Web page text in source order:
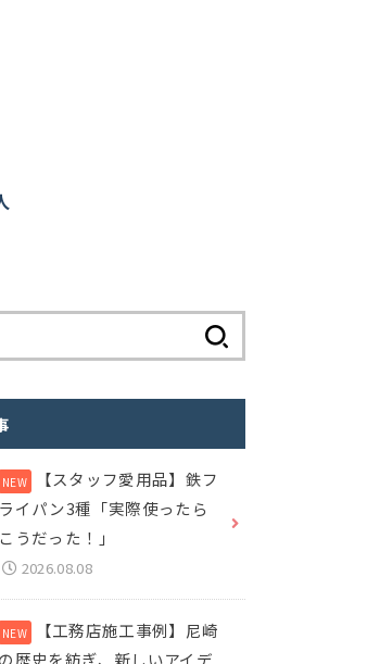
索
【スタッフ愛用品】鉄フ
ライパン3種「実際使ったら
こうだった！」
2026.08.08
【工務店施工事例】尼崎